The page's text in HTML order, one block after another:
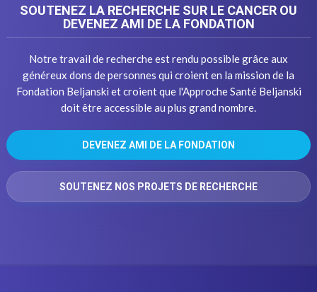
SOUTENEZ LA RECHERCHE SUR LE CANCER OU
DEVENEZ AMI DE LA FONDATION
Notre travail de recherche est rendu possible grâce aux
généreux dons de personnes qui croient en la mission de la
Fondation Beljanski et croient que l'Approche Santé Beljanski
doit être accessible au plus grand nombre.
DEVENEZ AMI DE LA FONDATION
SOUTENEZ NOS PROJETS DE RECHERCHE